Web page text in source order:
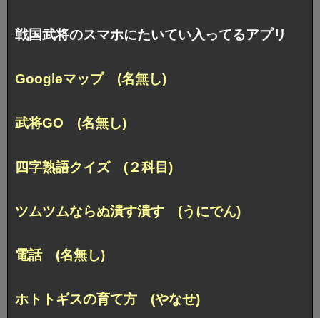
戦国武将のスマホにたいてい入ってるアプリ
Googleマップ (名無し)
武将GO (名無し)
四字熟語クイズ (２科目)
ツムツムならぬ潰す潰す (うにでん)
電話 (名無し)
ホトトギスの育て方 (やなせ)